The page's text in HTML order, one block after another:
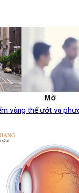
vàng thể ướt và